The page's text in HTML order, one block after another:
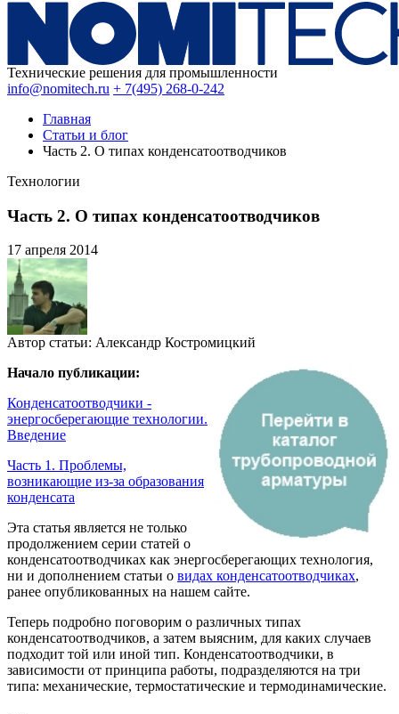
Технические решения для промышленности
info@nomitech.ru + 7(495) 268-0-242
Главная
Статьи и блог
Часть 2. О типах конденсатоотводчиков
Технологии
Часть 2. О типах конденсатоотводчиков
17 апреля 2014
Автор статьи: Александр Костромицкий
Начало публикации:
Конденсатоотводчики -
энергосберегающие технологии.
Введение
Часть 1. Проблемы,
возникающие из-за образования
конденсата
Эта статья является не только
продолжением серии статей о
конденсатоотводчиках как энергосберегающих технология,
ни и дополнением статьи о видах конденсатоотводчиках,
ранее опубликованных на нашем сайте.
Теперь подробно поговорим о различных типах
конденсатоотводчиков, а затем выясним, для каких случаев
подходит той или иной тип. Конденсатоотводчики, в
зависимости от принципа работы, подразделяются на три
типа: механические, термостатические и термодинамические.